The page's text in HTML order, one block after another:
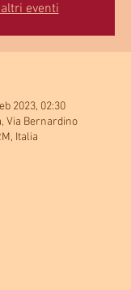
eventi
2023, 02:30
Via Bernardino
Italia